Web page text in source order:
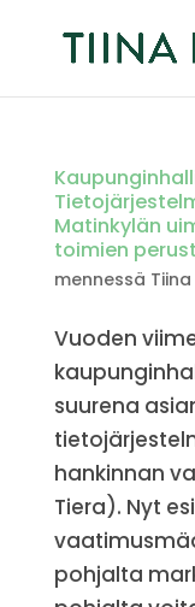
Matinkylän
toimien
mennessä Tiina
Vuoden
suurena
hankinnan
Tiera). Nyt
pohjalta